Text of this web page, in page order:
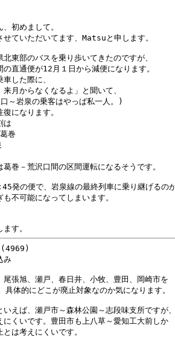
初めまして。
ていただいてます、Matsuと申します。
東部のバスを乗り歩いてきたのですが、
直通便が12月１日から減便になります。
した際に、
月からなくなるよ」と聞いて、
～岩泉の乗客はやっぱ私一人。)
になります。
は
巻
葛巻－荒沢口間の区間運転になるそうです。
発の便で、岩泉線の最終列車に乗り継げるの
不可能になってしまいます。
み
尾張旭、瀬戸、春日井、小牧、豊田、岡崎市を
体的にどこが廃止対象なのか気になります。
いえば、瀬戸市～森林公園～志段味支所ですが
にくいです。豊田市も上八草～愛知工大前しか
は考えにくいです。